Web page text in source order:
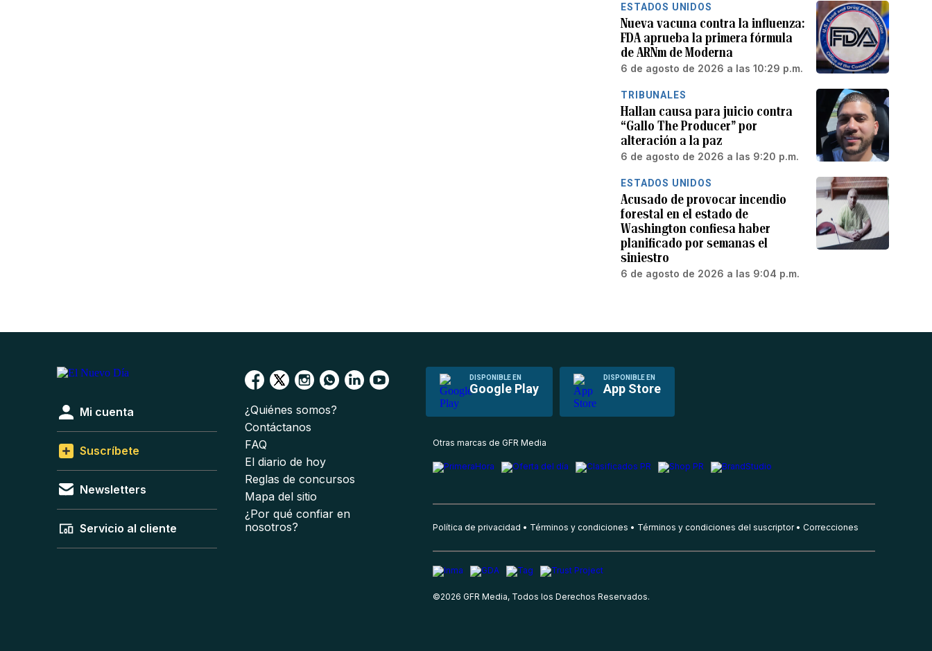
ESTADOS UNIDOS
Nueva vacuna contra la influenza:
FDA aprueba la primera fórmula
de ARNm de Moderna
6 de agosto de 2026 a las 10:29 p.m.
TRIBUNALES
Hallan causa para juicio contra
“Gallo The Producer” por
alteración a la paz
6 de agosto de 2026 a las 9:20 p.m.
ESTADOS UNIDOS
Acusado de provocar incendio
forestal en el estado de
Washington confiesa haber
planificado por semanas el
siniestro
6 de agosto de 2026 a las 9:04 p.m.
DISPONIBLE EN
Google Play
DISPONIBLE EN
App Store
Mi cuenta
Suscríbete
Newsletters
Servicio al cliente
¿Quiénes somos?
Contáctanos
FAQ
El diario de hoy
Reglas de concursos
Mapa del sitio
¿Por qué confiar en
nosotros?
Otras marcas de GFR Media
Política de privacidad Términos y condiciones Términos y condiciones del suscriptor Correcciones
©2026 GFR Media, Todos los Derechos Reservados.